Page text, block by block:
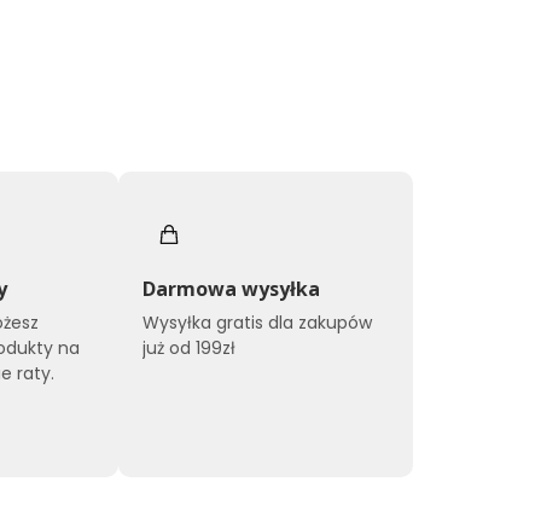
na
raty.
Darmowa wysyłka
Wysyłka gratis dla zakupów
już od 199zł